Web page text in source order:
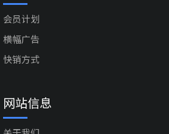
会员计划
横幅广告
快销方式
网站信息